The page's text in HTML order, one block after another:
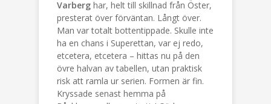
Varberg har, helt till skillnad från Öster,
presterat över förväntan. Långt över.
Man var totalt bottentippade. Skulle inte
ha en chans i Superettan, var ej redo,
etcetera, etcetera – hittas nu på den
övre halvan av tabellen, utan praktisk
risk att ramla ur serien. Formen är fin.
Kryssade senast hemma på